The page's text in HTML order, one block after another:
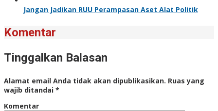
Jangan Jadikan RUU Perampasan Aset Alat Politik
Komentar
Tinggalkan Balasan
Alamat email Anda tidak akan dipublikasikan. Ruas yang
wajib ditandai *
Komentar